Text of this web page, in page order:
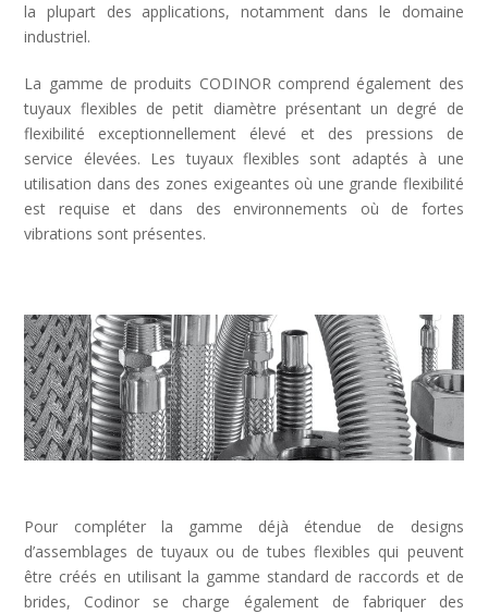
la plupart des applications, notamment dans le domaine
industriel.
La gamme de produits CODINOR comprend également des
tuyaux flexibles de petit diamètre présentant un degré de
flexibilité exceptionnellement élevé et des pressions de
service élevées. Les tuyaux flexibles sont adaptés à une
utilisation dans des zones exigeantes où une grande flexibilité
est requise et dans des environnements où de fortes
vibrations sont présentes.
Pour compléter la gamme déjà étendue de designs
d’assemblages de tuyaux ou de tubes flexibles qui peuvent
être créés en utilisant la gamme standard de raccords et de
brides, Codinor se charge également de fabriquer des